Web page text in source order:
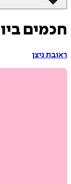
חכמים
ראובת ניצן